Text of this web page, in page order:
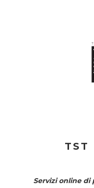
TST
Servizi online